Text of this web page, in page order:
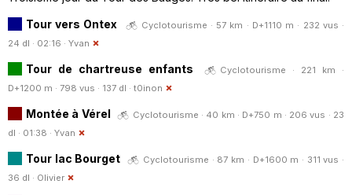
Tour vers Ontex
Cyclotourisme · 57 km · D+1110 m · 232 vus ·
24 dl · 02:16 · Yvan
Tour de chartreuse enfants
Cyclotourisme · 221 km ·
D+1200 m · 798 vus · 137 dl · t0inon
Montée à Vérel
Cyclotourisme · 40 km · D+750 m · 206 vus · 23
dl · 01:38 · Yvan
Tour lac Bourget
Cyclotourisme · 87 km · D+1600 m · 311 vus ·
36 dl · Olivier